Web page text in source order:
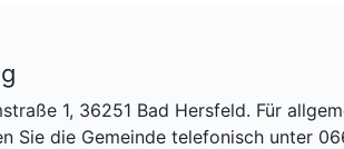
1, 36251 Bad Hersfeld. Für
Sie die Gemeinde telefonisch unter